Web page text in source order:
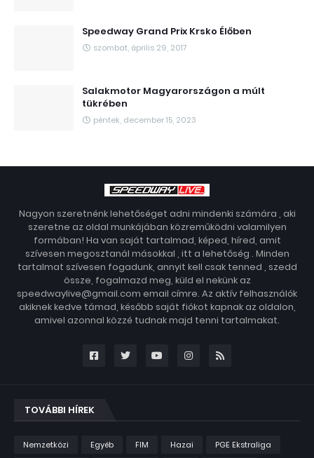
Speedway Grand Prix Krsko Élőben
szombat, április 29, 2017
Salakmotor Magyarországon a múlt
tükrében
péntek, december 15, 2023
Nagyon szeretnénk lehetőséget adni mindenki számára , aki
szeretne az oldal munkájában közreműködni valamilyen
formában! Ha van saját tartalmad, képed, híred, amit
szívesen megosztanál másokkal , itt a lehetőség . Minden
tartalmat szívesen fogadunk, annyit kell csak tenned , szedd
össze, fogalmazd meg, küld el nekünk az
speedwaylive@gmail.com email címre. Az aktív felhasználók
akiknek kedve támad, később saját fiókot kapnak az oldalon,
amivel azonnal közzé tudnak majd tenni tartalmakat.
TOVÁBBI HÍREK
Nemzetközi Egyéb FIM Hazai
PGE Ekstraliga